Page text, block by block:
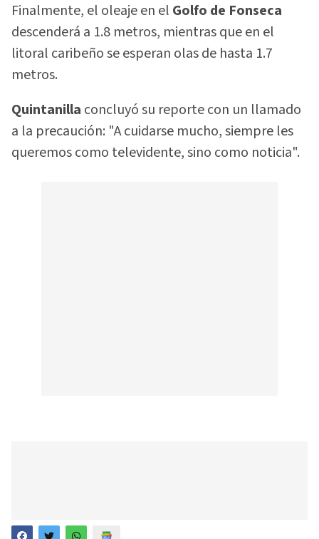
Finalmente, el oleaje en el Golfo de Fonseca
descenderá a 1.8 metros, mientras que en el
litoral caribeño se esperan olas de hasta 1.7
metros.
Quintanilla concluyó su reporte con un llamado
a la precaución: "A cuidarse mucho, siempre les
queremos como televidente, sino como noticia".